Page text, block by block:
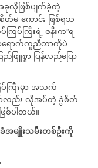
အခုလိုဖြစ်ပျက်ခဲ့တဲ့
မ ကောင်း ဖြစ်ရသ
ကြပ်ကြီးရဲ့ ဇနီးက”ရ
ာရောက်ကူညီတာကိုပဲ
ဖြူစွာ ပြန်လည်ပြော
ကြီးမှာ အသက်
ော်လည်း လိုအပ်တဲ့ ခွဲစိတ်
ပါတယ်။
အမျိုးသမီးတစ်ဦးကို